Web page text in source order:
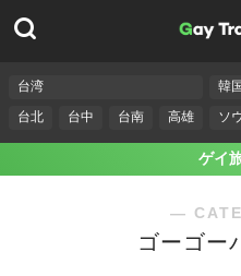
台湾
台北
台中 台南 高雄
韓国
ソ
ゲイ
―
ゴーゴー